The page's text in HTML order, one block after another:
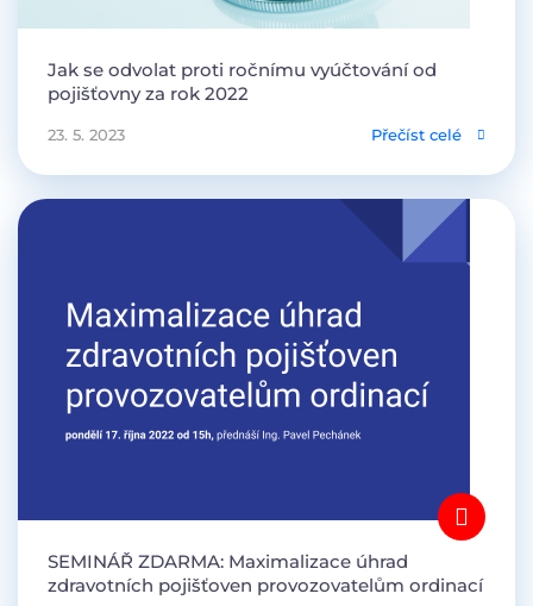
Jak se odvolat proti ročnímu vyúčtování od
pojišťovny za rok 2022
23. 5. 2023 Přečíst celé
SEMINÁŘ ZDARMA: Maximalizace úhrad
zdravotních pojišťoven provozovatelům ordinací